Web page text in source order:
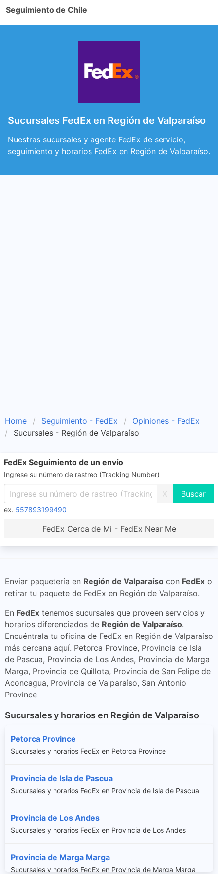
Seguimiento de Chile
Sucursales FedEx en Región de Valparaíso
Nuestras sucursales y agente FedEx de servicio,
seguimiento y horarios FedEx en Región de Valparaíso.
Home Seguimiento - FedEx
Opiniones - FedEx
Sucursales - Región de Valparaíso
FedEx Seguimiento de un envío
Ingrese su número de rastreo (Tracking Number)
X
ex. 557893199490
FedEx Cerca de Mi - FedEx Near Me
Enviar paquetería en Región de Valparaíso con FedEx o
retirar tu paquete de FedEx en Región de Valparaíso.
En FedEx tenemos sucursales que proveen servicios y
horarios diferenciados de Región de Valparaíso.
Encuéntrala tu oficina de FedEx en Región de Valparaíso
más cercana aquí. Petorca Province, Provincia de Isla
de Pascua, Provincia de Los Andes, Provincia de Marga
Marga, Provincia de Quillota, Provincia de San Felipe de
Aconcagua, Provincia de Valparaíso, San Antonio
Province
Sucursales y horarios en Región de Valparaíso
Petorca Province
Sucursales y horarios FedEx en Petorca Province
Provincia de Isla de Pascua
Sucursales y horarios FedEx en Provincia de Isla de Pascua
Provincia de Los Andes
Sucursales y horarios FedEx en Provincia de Los Andes
Provincia de Marga Marga
Sucursales y horarios FedEx en Provincia de Marga Marga